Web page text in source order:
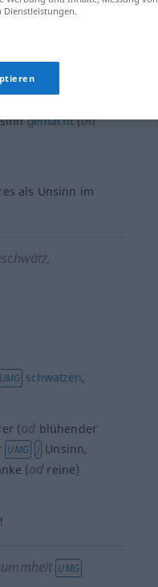
gemacht(od
als Unsinn im
UMG schwatzen,
(od blühender
UMG ) Unsinn,
(od reine)
UMG